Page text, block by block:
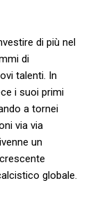
di più nel
di
talenti. ‍In
i suoi‍ primi
a tornei
via via
un
globale.